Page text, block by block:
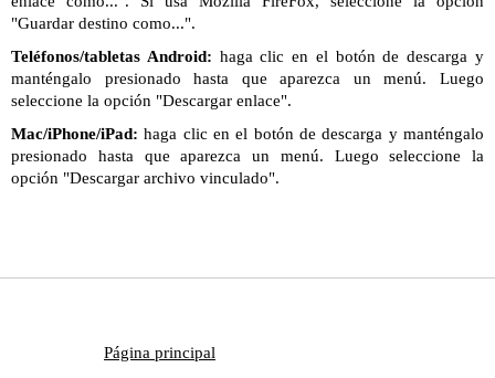
"Guardar destino como...".
Teléfonos/tabletas Android: haga clic en el botón de descarga y
manténgalo presionado hasta que aparezca un menú. Luego
seleccione la opción "Descargar enlace".
Mac/iPhone/iPad: haga clic en el botón de descarga y manténgalo
presionado hasta que aparezca un menú. Luego seleccione la
opción "Descargar archivo vinculado".
Página principal